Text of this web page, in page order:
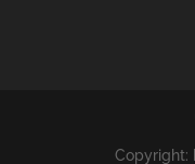
Copyright: